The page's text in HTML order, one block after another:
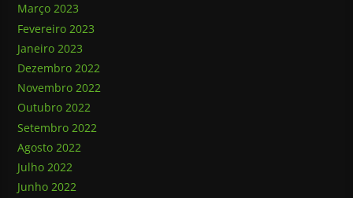
Março 2023
Fevereiro 2023
Janeiro 2023
Dezembro 2022
Novembro 2022
Outubro 2022
Setembro 2022
Agosto 2022
Julho 2022
Junho 2022